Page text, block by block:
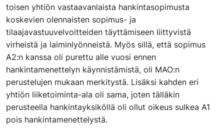
toisen yhtiön vastaavanlaista hankintasopimusta
koskevien olennaisten sopimus- ja
tilaajavastuuvelvoitteiden täyttämiseen liittyvistä
virheistä ja laiminlyönneistä. Myös sillä, että sopimus
A2:n kanssa oli purettu alle vuosi ennen
hankintamenettelyn käynnistämistä, oli MAO:n
perustelujen mukaan merkitystä. Lisäksi kahden eri
yhtiön liiketoiminta-ala oli sama, joten tälläkin
perusteella hankintayksiköllä oli ollut oikeus sulkea A1
pois hankintamenettelystä.